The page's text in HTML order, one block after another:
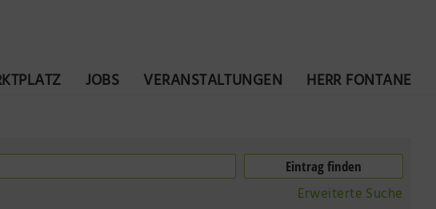
JOBS VERANSTALTUNGEN HERR FONTANE
Erweiterte Suche